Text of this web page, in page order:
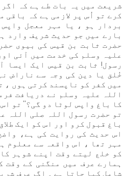
شریعت میں یہ بات طے ہے کہ اگر
کرے تو اُس پر لازمی ہے کہ باقی
بردار ہو ، یا مہر معجل
بارے میں جو حدیث شریف وارد
حضرت ثابت بن قیس کی بیوی
علیہ وسلم کی خدمت میں آئی
رسول! ثابت بن قیس ایک ایسا
خُلق یا دین کی وجہ سے ناراض
میں کفر کو ناپسند کرتی ہوں ،
اللہ علیہ وسلم نے دريافت
کا باغ واپس لوٹا دو گی؟'' تو
تو حضرت رسول اللہ صلی اللہ
باغ قبول کرو اور اس كو ایک
اس حدیث کی روایت کی ہے،
مہر تھا ، اس واقعہ سے معلوم
کو خلع لیتے وقت اپنے شوہر
ہمارے عرف میں منگنی کے وقت
شامل کیا جاتا ہے ۔ اگرعرف